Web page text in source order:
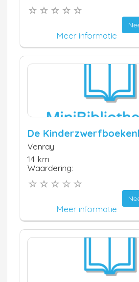
Meer informatie
De
Venray
14 km
Waardering:
Meer informatie